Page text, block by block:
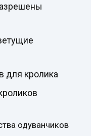
для кролика
одуванчиков